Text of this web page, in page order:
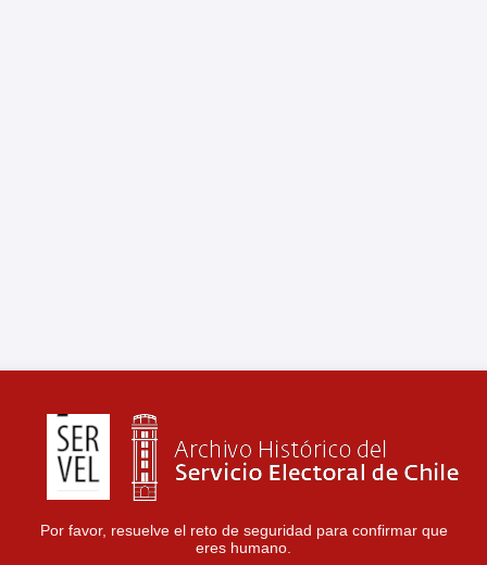
Por favor, resuelve el reto de seguridad para confirmar que
eres humano.